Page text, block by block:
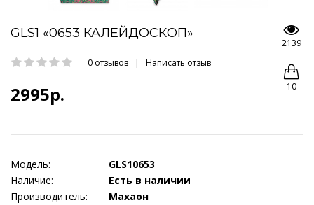
GLS1 «0653 КАЛЕЙДОСКОП»
0 отзывов | Написать отзыв
2995р.
2139
10
Модель:
GLS10653
Наличие:
Есть в наличии
Производитель:
Махаон